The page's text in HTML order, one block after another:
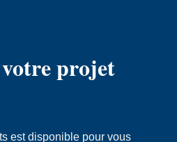
projet
est disponible pour vous